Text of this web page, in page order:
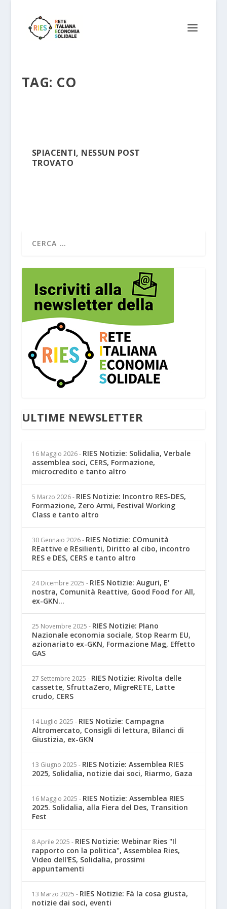
TAG: CO
SPIACENTI, NESSUN POST
TROVATO
ULTIME NEWSLETTER
16 Maggio 2026 - RIES Notizie: Solidalia, Verbale
assemblea soci, CERS, Formazione,
microcredito e tanto altro
5 Marzo 2026 - RIES Notizie: Incontro RES-DES,
Formazione, Zero Armi, Festival Working
Class e tanto altro
30 Gennaio 2026 - RIES Notizie: COmunità
REattive e REsilienti, Diritto al cibo, incontro
RES e DES, CERS e tanto altro
24 Dicembre 2025 - RIES Notizie: Auguri, E'
nostra, Comunità Reattive, Good Food for All,
ex-GKN...
25 Novembre 2025 - RIES Notizie: PIano
Nazionale economia sociale, Stop Rearm EU,
azionariato ex-GKN, Formazione Mag, Effetto
GAS
27 Settembre 2025 - RIES Notizie: Rivolta delle
cassette, SfruttaZero, MigreRETE, Latte
crudo, CERS
14 Luglio 2025 - RIES Notizie: Campagna
Altromercato, Consigli di lettura, Bilanci di
Giustizia, ex-GKN
13 Giugno 2025 - RIES Notizie: Assemblea RIES
2025, Solidalia, notizie dai soci, Riarmo, Gaza
16 Maggio 2025 - RIES Notizie: Assemblea RIES
2025. Solidalia, alla Fiera del Des, Transition
Fest
8 Aprile 2025 - RIES Notizie: Webinar Ries "Il
rapporto con la politica", Assemblea Ries,
Video dell'ES, Solidalia, prossimi
appuntamenti
13 Marzo 2025 - RIES Notizie: Fà la cosa giusta,
notizie dai soci, eventi